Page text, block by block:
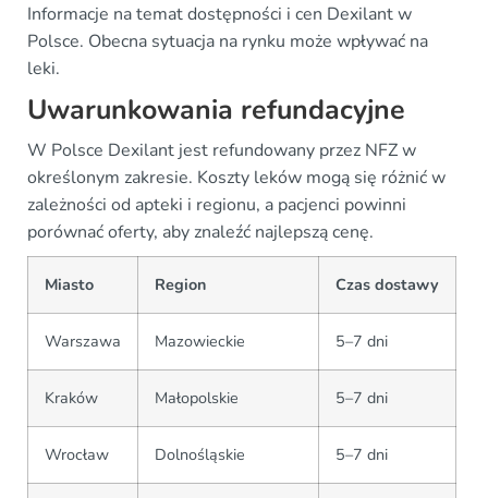
Informacje na temat dostępności i cen Dexilant w
Polsce. Obecna sytuacja na rynku może wpływać na
leki.
Uwarunkowania refundacyjne
W Polsce Dexilant jest refundowany przez NFZ w
określonym zakresie. Koszty leków mogą się różnić w
zależności od apteki i regionu, a pacjenci powinni
porównać oferty, aby znaleźć najlepszą cenę.
Miasto Region Czas dostawy
Warszawa Mazowieckie 5–7 dni
Kraków Małopolskie 5–7 dni
Wrocław Dolnośląskie 5–7 dni